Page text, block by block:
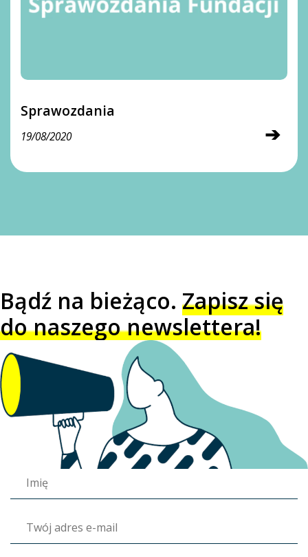
Sprawozdania
➔
19/08/2020
Bądź na bieżąco. Zapisz się
do naszego newslettera!